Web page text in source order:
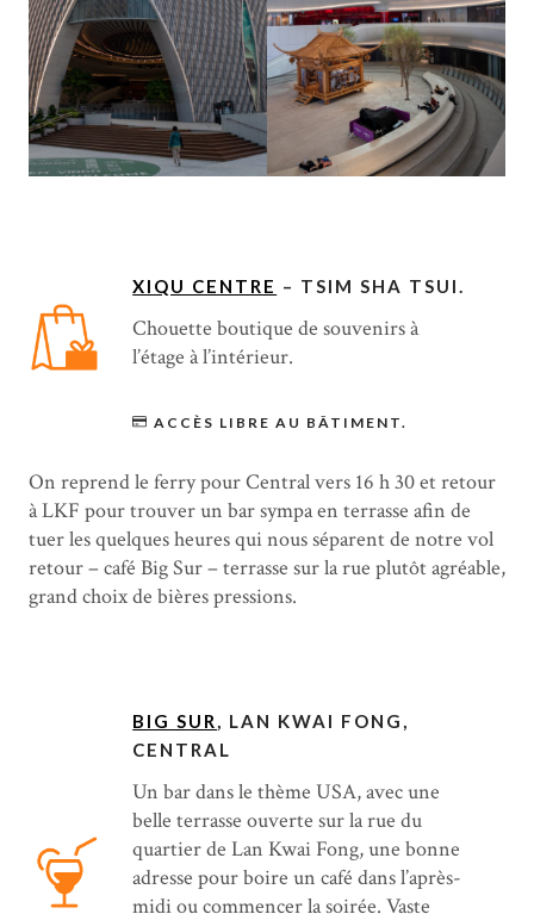
XIQU CENTRE – TSIM SHA TSUI.
Chouette boutique de souvenirs à
l’étage à l’intérieur.
ACCÈS LIBRE AU BÂTIMENT.
On reprend le ferry pour Central vers 16 h 30 et retour
à LKF pour trouver un bar sympa en terrasse afin de
tuer les quelques heures qui nous séparent de notre vol
retour – café Big Sur – terrasse sur la rue plutôt agréable,
grand choix de bières pressions.
BIG SUR, LAN KWAI FONG,
CENTRAL
Un bar dans le thème USA, avec une
belle terrasse ouverte sur la rue du
quartier de Lan Kwai Fong, une bonne
adresse pour boire un café dans l’après-
midi ou commencer la soirée. Vaste